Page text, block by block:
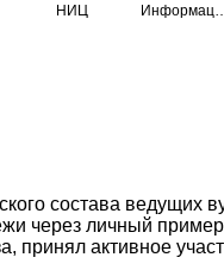
НИЦ
состава ведущих
через личный
принял активное